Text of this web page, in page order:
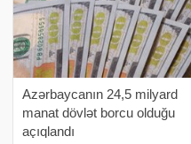
Azərbaycanın 24,5 milyard
manat dövlət borcu olduğu
açıqlandı